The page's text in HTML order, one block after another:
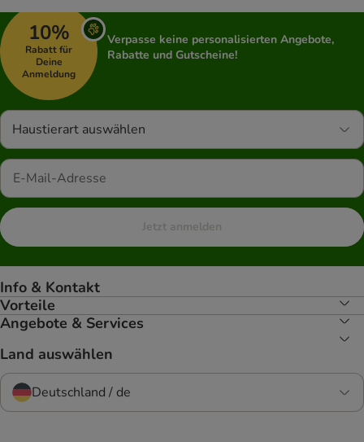
10%
Rabatt für
Deine
Anmeldung
Verpasse keine personalisierten Angebote,
Rabatte und Gutscheine!
Haustierart auswählen
Jetzt anmelden
Info & Kontakt
Vorteile
Angebote & Services
Land auswählen
Deutschland / de